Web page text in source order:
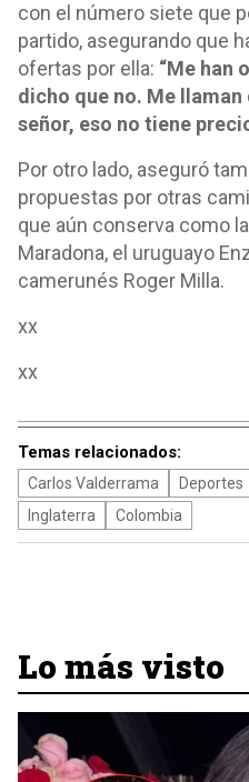
con el número siete que
partido, asegurando que
ofertas por ella: “Me han
dicho que no. Me
señor, eso no tiene
Por otro lado, aseguró
propuestas por otras
que aún conserva como
Maradona, el uruguayo
camerunés Roger Milla.
xx
xx
Temas relacionados:
Carlos Valderrama Deportes
Inglaterra
Colombia
Lo más visto